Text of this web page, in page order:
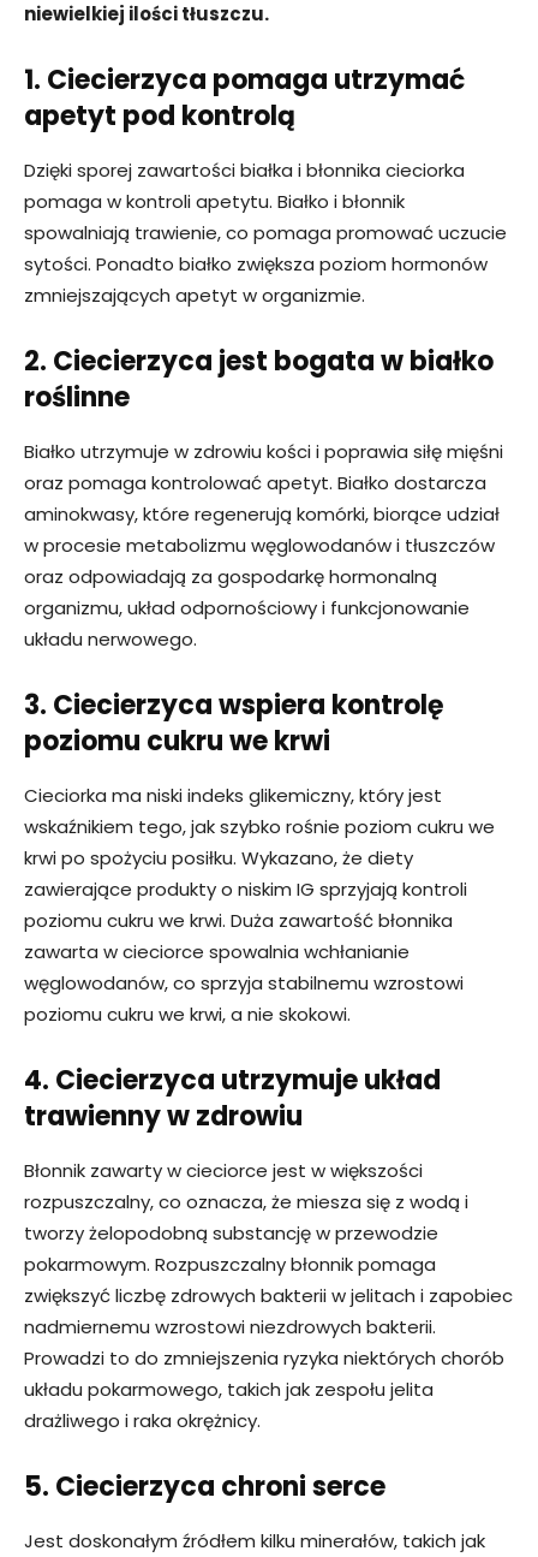
niewielkiej ilości tłuszczu.
1. Ciecierzyca pomaga utrzymać
apetyt pod kontrolą
Dzięki sporej zawartości białka i błonnika cieciorka
pomaga w kontroli apetytu. Białko i błonnik
spowalniają trawienie, co pomaga promować uczucie
sytości. Ponadto białko zwiększa poziom hormonów
zmniejszających apetyt w organizmie.
2. Ciecierzyca jest bogata w białko
roślinne
Białko utrzymuje w zdrowiu kości i poprawia siłę mięśni
oraz pomaga kontrolować apetyt. Białko dostarcza
aminokwasy, które regenerują komórki, biorące udział
w procesie metabolizmu węglowodanów i tłuszczów
oraz odpowiadają za gospodarkę hormonalną
organizmu, układ odpornościowy i funkcjonowanie
układu nerwowego.
3. Ciecierzyca wspiera kontrolę
poziomu cukru we krwi
Cieciorka ma niski indeks glikemiczny, który jest
wskaźnikiem tego, jak szybko rośnie poziom cukru we
krwi po spożyciu posiłku. Wykazano, że diety
zawierające produkty o niskim IG sprzyjają kontroli
poziomu cukru we krwi. Duża zawartość błonnika
zawarta w cieciorce spowalnia wchłanianie
węglowodanów, co sprzyja stabilnemu wzrostowi
poziomu cukru we krwi, a nie skokowi.
4. Ciecierzyca utrzymuje układ
trawienny w zdrowiu
Błonnik zawarty w cieciorce jest w większości
rozpuszczalny, co oznacza, że ​​miesza się z wodą i
tworzy żelopodobną substancję w przewodzie
pokarmowym. Rozpuszczalny błonnik pomaga
zwiększyć liczbę zdrowych bakterii w jelitach i zapobiec
nadmiernemu wzrostowi niezdrowych bakterii.
Prowadzi to do zmniejszenia ryzyka niektórych chorób
układu pokarmowego, takich jak zespołu jelita
drażliwego i raka okrężnicy.
5. Ciecierzyca chroni serce
Jest doskonałym źródłem kilku minerałów, takich jak